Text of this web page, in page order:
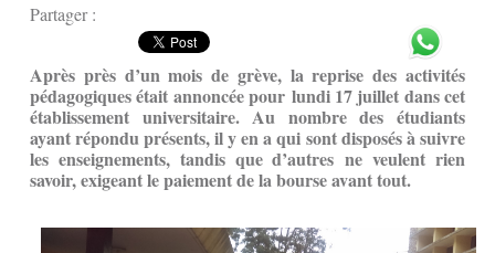
Partager :
Après près d’un mois de grève, la reprise des activités
pédagogiques était annoncée pour lundi 17 juillet dans cet
établissement universitaire. Au nombre des étudiants
ayant répondu présents, il y en a qui sont disposés à suivre
les enseignements, tandis que d’autres ne veulent rien
savoir, exigeant le paiement de la bourse avant tout.